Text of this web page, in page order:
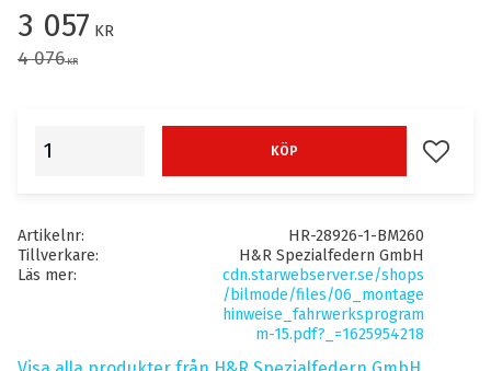
Nedsatt pris:
3 057 KR
Ordinarie pris:
4 076KR
KÖP Lägg
Artikelnr
HR-28926-1-BM260
Tillverkare
H&R Spezialfedern GmbH
Läs mer
cdn.starwebserver.se/shops
/bilmode/files/06_montage
hinweise_fahrwerksprogram
m-15.pdf?_=1625954218